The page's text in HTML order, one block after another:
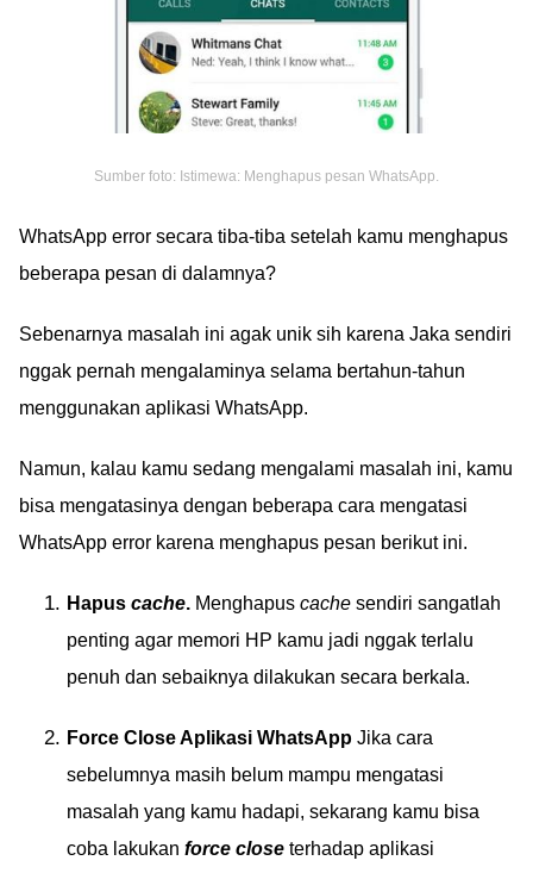
Sumber foto: Istimewa: Menghapus pesan WhatsApp.
WhatsApp error secara tiba-tiba setelah kamu menghapus
beberapa pesan di dalamnya?
Sebenarnya masalah ini agak unik sih karena Jaka sendiri
nggak pernah mengalaminya selama bertahun-tahun
menggunakan aplikasi WhatsApp.
Namun, kalau kamu sedang mengalami masalah ini, kamu
bisa mengatasinya dengan beberapa cara mengatasi
WhatsApp error karena menghapus pesan berikut ini.
Hapus cache. Menghapus cache sendiri sangatlah
penting agar memori HP kamu jadi nggak terlalu
penuh dan sebaiknya dilakukan secara berkala.
Force Close Aplikasi WhatsApp Jika cara
sebelumnya masih belum mampu mengatasi
masalah yang kamu hadapi, sekarang kamu bisa
coba lakukan force close terhadap aplikasi